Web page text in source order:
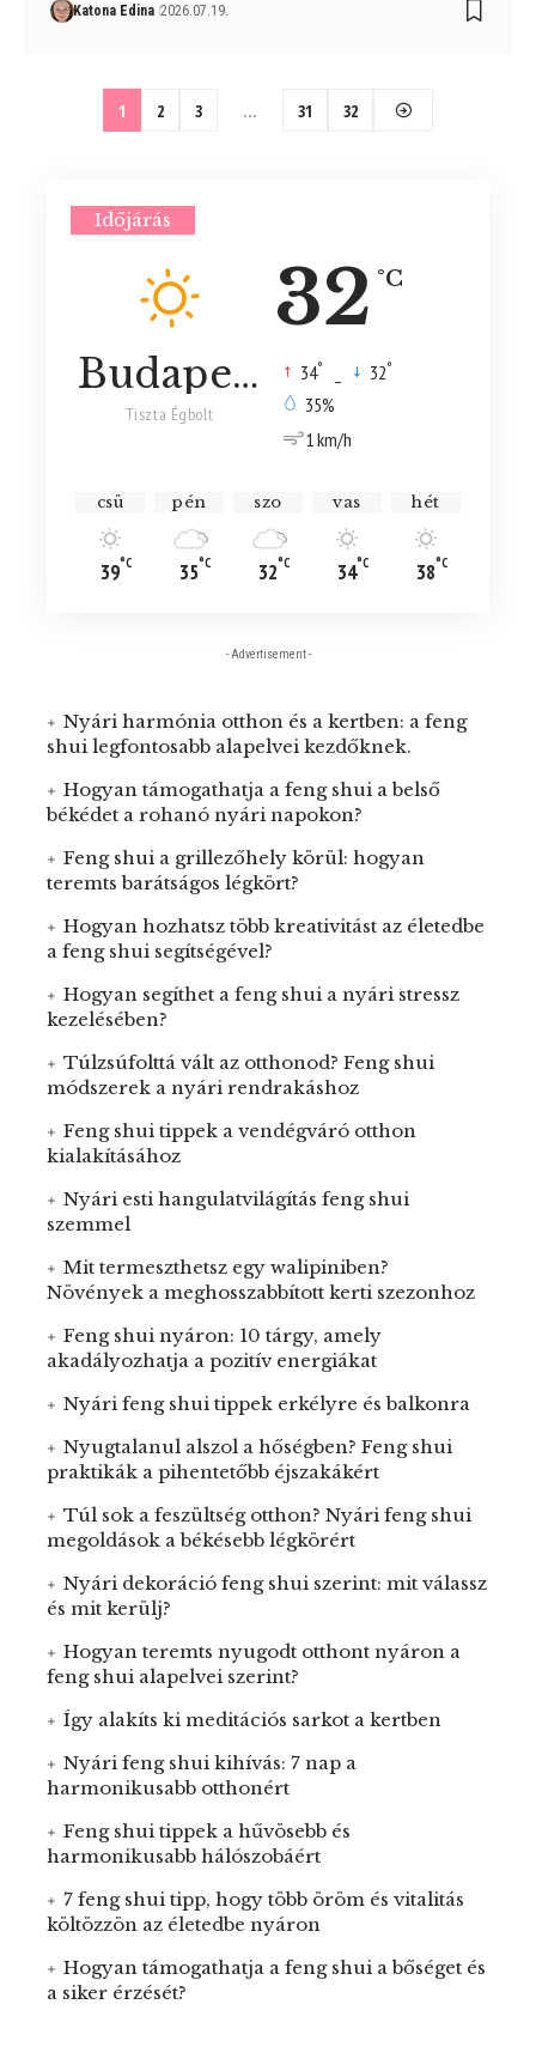
Katona Edina 2026.07.19.
1 2 3 … 31 32
Időjárás
32 °C
Budapest
Tiszta Égbolt
34° 32°
35%
1 km/h
csü
39°C
pén
35°C
szo
32°C
vas
34°C
hét
38°C
- Advertisement -
Nyári harmónia otthon és a kertben: a feng
shui legfontosabb alapelvei kezdőknek.
Hogyan támogathatja a feng shui a belső
békédet a rohanó nyári napokon?
Feng shui a grillezőhely körül: hogyan
teremts barátságos légkört?
Hogyan hozhatsz több kreativitást az életedbe
a feng shui segítségével?
Hogyan segíthet a feng shui a nyári stressz
kezelésében?
Túlzsúfolttá vált az otthonod? Feng shui
módszerek a nyári rendrakáshoz
Feng shui tippek a vendégváró otthon
kialakításához
Nyári esti hangulatvilágítás feng shui
szemmel
Mit termeszthetsz egy walipiniben?
Növények a meghosszabbított kerti szezonhoz
Feng shui nyáron: 10 tárgy, amely
akadályozhatja a pozitív energiákat
Nyári feng shui tippek erkélyre és balkonra
Nyugtalanul alszol a hőségben? Feng shui
praktikák a pihentetőbb éjszakákért
Túl sok a feszültség otthon? Nyári feng shui
megoldások a békésebb légkörért
Nyári dekoráció feng shui szerint: mit válassz
és mit kerülj?
Hogyan teremts nyugodt otthont nyáron a
feng shui alapelvei szerint?
Így alakíts ki meditációs sarkot a kertben
Nyári feng shui kihívás: 7 nap a
harmonikusabb otthonért
Feng shui tippek a hűvösebb és
harmonikusabb hálószobáért
7 feng shui tipp, hogy több öröm és vitalitás
költözzön az életedbe nyáron
Hogyan támogathatja a feng shui a bőséget és
a siker érzését?